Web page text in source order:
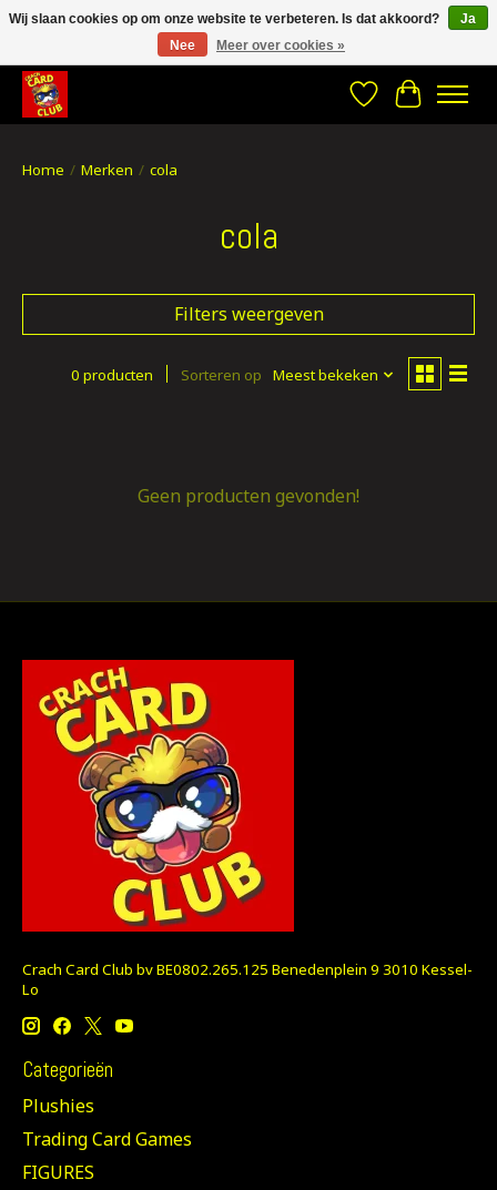
CRACH CARD CLUB , The best place to Geek out!
Verlanglijst
Home / Merken / cola
cola
Filters weergeven
0 producten Sorteren op Meest bekeken
Geen producten gevonden!
Crach Card Club bv BE0802.265.125 Benedenplein 9 3010 Kessel-
Lo
Categorieën
Plushies
Trading Card Games
FIGURES
Wij slaan cookies op om onze website te verbeteren. Is dat akkoord?
Ja
Nee
Meer over cookies »